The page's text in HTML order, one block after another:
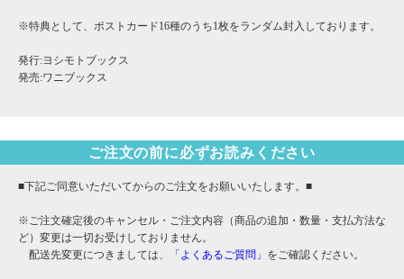
※特典として、ポストカード16種のうち1枚をランダム封入しております。
発行:ヨシモトブックス
発売:ワニブックス
ご注文の前に必ずお読みください
■下記ご同意いただいてからのご注文をお願いいたします。■
※ご注文確定後のキャンセル・ご注文内容（商品の追加・数量・支払方法な
ど）変更は一切お受けしておりません。
配送先変更につきましては、
「よくあるご質問」 をご確認ください。